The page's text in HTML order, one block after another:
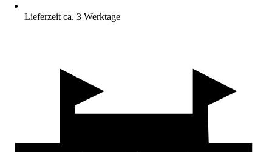
Lieferzeit ca. 3 Werktage